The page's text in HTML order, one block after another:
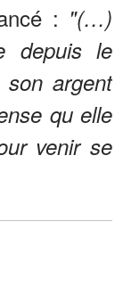
: "(…)
depuis le
argent
qu elle
venir se